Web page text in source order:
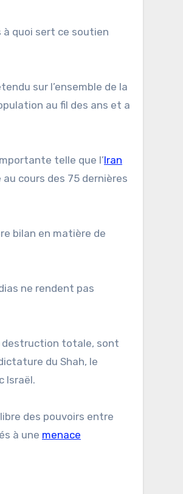
quoi sert ce soutien
sur l’ensemble de la
au fil des ans et a
telle que l’Iran
cours des 75 dernières
bilan en matière de
ne rendent pas
destruction totale, sont
du Shah, le
Israël.
des pouvoirs entre
à une menace